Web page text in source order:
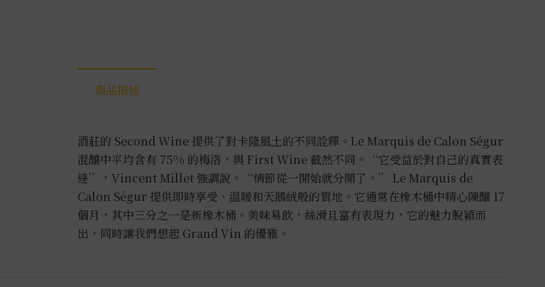
隆
軍
紅
酒
2016
0.75L
數
商品描述
酒莊的 Second Wine 提供了對卡隆風土的不同詮釋。Le Marquis de Calon Ségur
混釀中平均含有 75% 的梅洛，與 First Wine 截然不同。“它受益於對自己的真實表
達”，Vincent Millet 強調說。“情節從一開始就分開了。” Le Marquis de
Calon Ségur 提供即時享受、溫暖和天鵝絨般的質地。它通常在橡木桶中精心陳釀 17
個月，其中三分之一是新橡木桶。美味易飲，絲滑且富有表現力，它的魅力脫穎而
出，同時讓我們想起 Grand Vin 的優雅。